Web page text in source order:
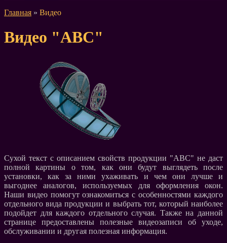
Главная » Видео
Видео "АВС"
Сухой текст с описанием свойств продукции "АВС" не даст
полной картины о том, как они будут выглядеть после
установки, как за ними ухаживать и чем они лучше и
выгоднее аналогов, используемых для оформления окон.
Наши видео помогут ознакомиться с особенностями каждого
отдельного вида продукции и выбрать тот, который наиболее
подойдет для каждого отдельного случая. Также на данной
странице предоставлены полезные видеозаписи об уходе,
обслуживании и другая полезная информация.